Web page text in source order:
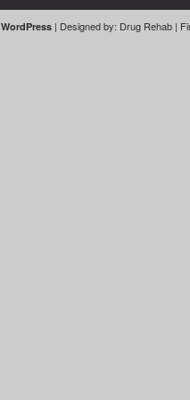
WordPress| Designed by: Drug Rehab|